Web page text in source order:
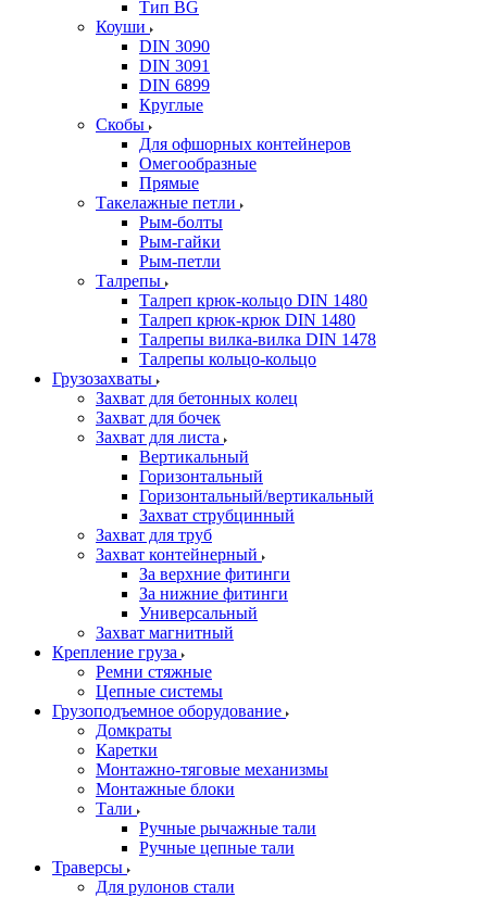
Тип BG
Коуши
DIN 3090
DIN 3091
DIN 6899
Круглые
Скобы
Для офшорных контейнеров
Омегообразные
Прямые
Такелажные петли
Рым-болты
Рым-гайки
Рым-петли
Талрепы
Талреп крюк-кольцо DIN 1480
Талреп крюк-крюк DIN 1480
Талрепы вилка-вилка DIN 1478
Талрепы кольцо-кольцо
Грузозахваты
Захват для бетонных колец
Захват для бочек
Захват для листа
Вертикальный
Горизонтальный
Горизонтальный/вертикальный
Захват струбцинный
Захват для труб
Захват контейнерный
За верхние фитинги
За нижние фитинги
Универсальный
Захват магнитный
Крепление груза
Ремни стяжные
Цепные системы
Грузоподъемное оборудование
Домкраты
Каретки
Монтажно-тяговые механизмы
Монтажные блоки
Тали
Ручные рычажные тали
Ручные цепные тали
Траверсы
Для рулонов стали